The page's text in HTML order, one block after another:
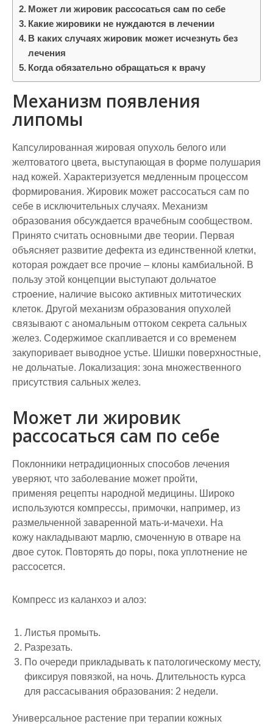
Может ли жировик рассосаться сам по себе
Какие жировики не нуждаются в лечении
В каких случаях жировик может исчезнуть без
лечения
Когда обязательно обращаться к врачу
Механизм появления
липомы
Капсулированная жировая опухоль белого или
желтоватого цвета, выступающая в форме полушария
над кожей. Характеризуется медленным процессом
формирования. Жировик может рассосаться сам по
себе в исключительных случаях. Механизм
образования обсуждается врачебным сообществом.
Принято считать основными две теории. Первая
объясняет развитие дефекта из единственной клетки,
которая рождает все прочие – клоны камбиальной. В
пользу этой концепции выступают дольчатое
строение, наличие высоко активных митотических
клеток. Другой механизм образования опухолей
связывают с аномальным оттоком секрета сальных
желез. Содержимое скапливается и со временем
закупоривает выводное устье. Шишки поверхностные,
не дольчатые. Локализация: зона множественного
присутствия сальных желез.
Может ли жировик
рассосаться сам по себе
Поклонники нетрадиционных способов лечения
уверяют, что заболевание может пройти,
применяя рецепты народной медицины. Широко
используются компрессы, примочки, например, из
размельченной заваренной мать-и-мачехи. На
кожу накладывают марлю, смоченную в отваре на
двое суток. Повторять до поры, пока уплотнение не
рассосется.
Компресс из каланхоэ и алоэ:
Листья промыть.
Разрезать.
По очереди прикладывать к патологическому месту,
фиксируя повязкой, на ночь. Длительность курса
для рассасывания образования: 2 недели.
Универсальное растение при терапии кожных